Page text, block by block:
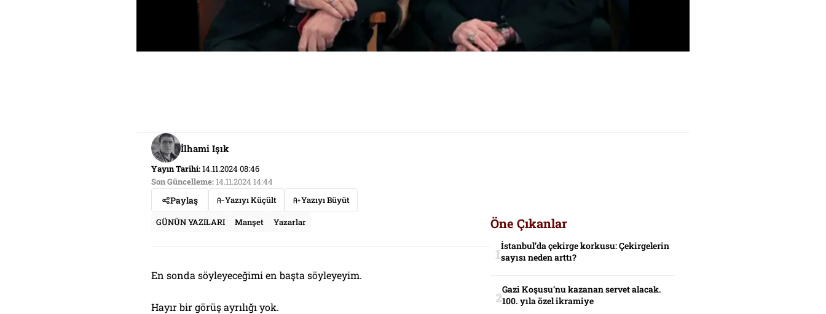
İlhami Işık
Yayın Tarihi:14.11.2024 08:46
Son Güncelleme: 14.11.2024 14:44
Paylaş Yazıyı Küçült
Yazıyı Büyüt
GÜNÜN YAZILARI
Manşet Yazarlar
En sonda söyleyeceğimi en başta söyleyeyim.
Hayır bir görüş ayrılığı yok.
Öne Çıkanlar
İstanbul’da çekirge korkusu: Çekirgelerin
sayısı neden arttı?
Gazi Koşusu’nu kazanan servet alacak.
100. yıla özel ikramiye